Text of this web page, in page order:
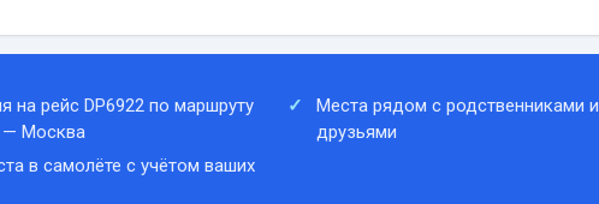
на рейс DP6922 по маршруту
— Москва
Места рядом с родственниками и
друзьями
в самолёте с учётом ваших